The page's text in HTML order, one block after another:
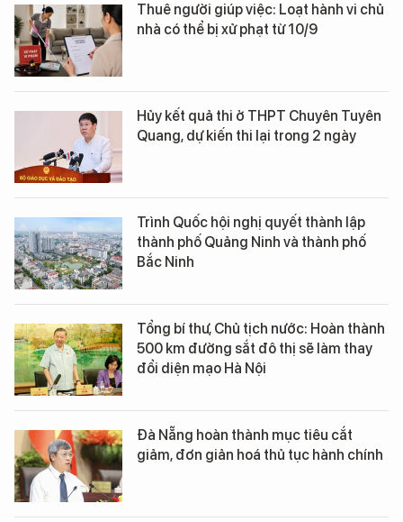
Thuê người giúp việc: Loạt hành vi chủ
nhà có thể bị xử phạt từ 10/9
Hủy kết quả thi ở THPT Chuyên Tuyên
Quang, dự kiến thi lại trong 2 ngày
Trình Quốc hội nghị quyết thành lập
thành phố Quảng Ninh và thành phố
Bắc Ninh
Tổng bí thư, Chủ tịch nước: Hoàn thành
500 km đường sắt đô thị sẽ làm thay
đổi diện mạo Hà Nội
Đà Nẵng hoàn thành mục tiêu cắt
giảm, đơn giản hoá thủ tục hành chính